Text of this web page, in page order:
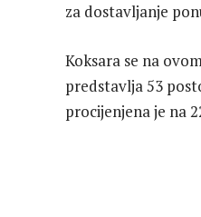
za dostavljanje
Koksara se na
predstavlja 53
procijenjena je na